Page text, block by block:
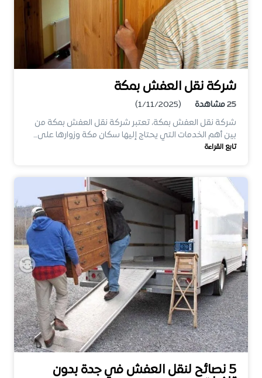
شركة نقل العفش بمكة
25مشاهدة
(1/11/2025)
شركة نقل العفش بمكة، تعتبر شركة نقل العفش بمكة من
بين أهم الخدمات التي يحتاج إليها سكان مكة وزوارها على…
تابع القراءة
5 نصائح لنقل العفش في جدة بدون